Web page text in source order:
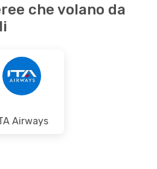
che volano da
Airways